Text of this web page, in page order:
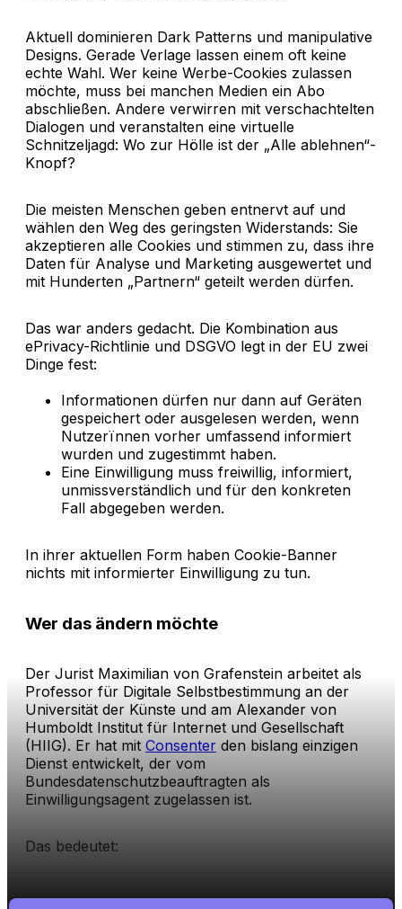
Aktuell dominieren Dark Patterns und manipulative
Designs. Gerade Verlage lassen einem oft keine
echte Wahl. Wer keine Werbe-Cookies zulassen
möchte, muss bei manchen Medien ein Abo
abschließen. Andere verwirren mit verschachtelten
Dialogen und veranstalten eine virtuelle
Schnitzeljagd: Wo zur Hölle ist der „Alle ablehnen“-
Knopf?
Die meisten Menschen geben entnervt auf und
wählen den Weg des geringsten Widerstands: Sie
akzeptieren alle Cookies und stimmen zu, dass ihre
Daten für Analyse und Marketing ausgewertet und
mit Hunderten „Partnern“ geteilt werden dürfen.
Das war anders gedacht. Die Kombination aus
ePrivacy-Richtlinie und DSGVO legt in der EU zwei
Dinge fest:
Informationen dürfen nur dann auf Geräten
gespeichert oder ausgelesen werden, wenn
Nutzerïnnen vorher umfassend informiert
wurden und zugestimmt haben.
Eine Einwilligung muss freiwillig, informiert,
unmissverständlich und für den konkreten
Fall abgegeben werden.
In ihrer aktuellen Form haben Cookie-Banner
nichts mit informierter Einwilligung zu tun.
Wer das ändern möchte
Der Jurist Maximilian von Grafenstein arbeitet als
Professor für Digitale Selbstbestimmung an der
Universität der Künste und am Alexander von
Humboldt Institut für Internet und Gesellschaft
(HIIG). Er hat mit Consenter den bislang einzigen
Dienst entwickelt, der vom
Bundesdatenschutzbeauftragten als
Einwilligungsagent zugelassen ist.
Das bedeutet: